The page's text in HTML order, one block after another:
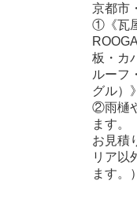
京都市
①《瓦
板・カ
ルーフ
グル）
②雨樋
ます。
お見積
リア以
ます。）